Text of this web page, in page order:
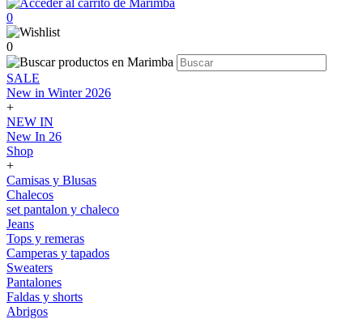
0
0
SALE
New in Winter 2026
+
NEW IN
New In 26
Shop
+
Camisas y Blusas
Chalecos
set pantalon y chaleco
Jeans
Tops y remeras
Camperas y tapados
Sweaters
Pantalones
Faldas y shorts
Abrigos